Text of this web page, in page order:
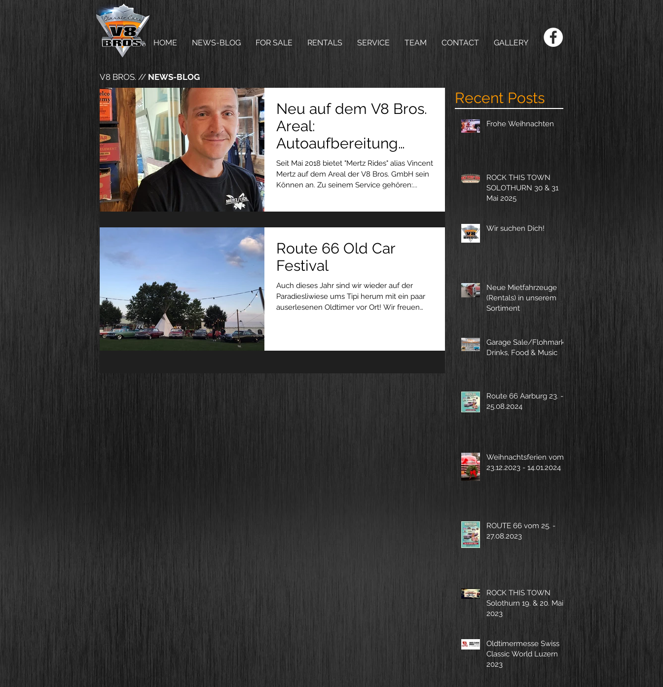
HOME NEWS-BLOG FOR SALE RENTALS SERVICE TEAM CONTACT GALLERY
V8 BROS. // NEWS-BLOG
Neu auf dem V8 Bros.
Areal:
Autoaufbereitung
Mertz Rides
Seit Mai 2018 bietet "Mertz Rides" alias Vincent
Mertz auf dem Areal der V8 Bros. GmbH sein
Können an. Zu seinem Service gehören:...
Route 66 Old Car
Festival
Auch dieses Jahr sind wir wieder auf der
Paradiesliwiese ums Tipi herum mit ein paar
auserlesenen Oldtimer vor Ort! Wir freuen
Recent Posts
Frohe Weihnachten
ROCK THIS TOWN
SOLOTHURN 30 & 31
Mai 2025
Wir suchen Dich!
Neue Mietfahrzeuge
(Rentals) in unserem
Sortiment
Garage Sale/Flohmarkt,
Drinks, Food & Music
Route 66 Aarburg 23. -
25.08.2024
Weihnachtsferien vom
23.12.2023 - 14.01.2024
ROUTE 66 vom 25. -
27.08.2023
ROCK THIS TOWN
Solothurn 19. & 20. Mai
2023
Oldtimermesse Swiss
Classic World Luzern
2023